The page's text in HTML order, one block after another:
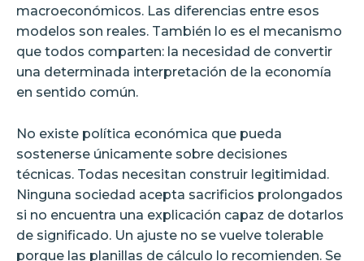
macroeconómicos. Las diferencias entre esos
modelos son reales. También lo es el mecanismo
que todos comparten: la necesidad de convertir
una determinada interpretación de la economía
en sentido común.
No existe política económica que pueda
sostenerse únicamente sobre decisiones
técnicas. Todas necesitan construir legitimidad.
Ninguna sociedad acepta sacrificios prolongados
si no encuentra una explicación capaz de dotarlos
de significado. Un ajuste no se vuelve tolerable
porque las planillas de cálculo lo recomienden. Se